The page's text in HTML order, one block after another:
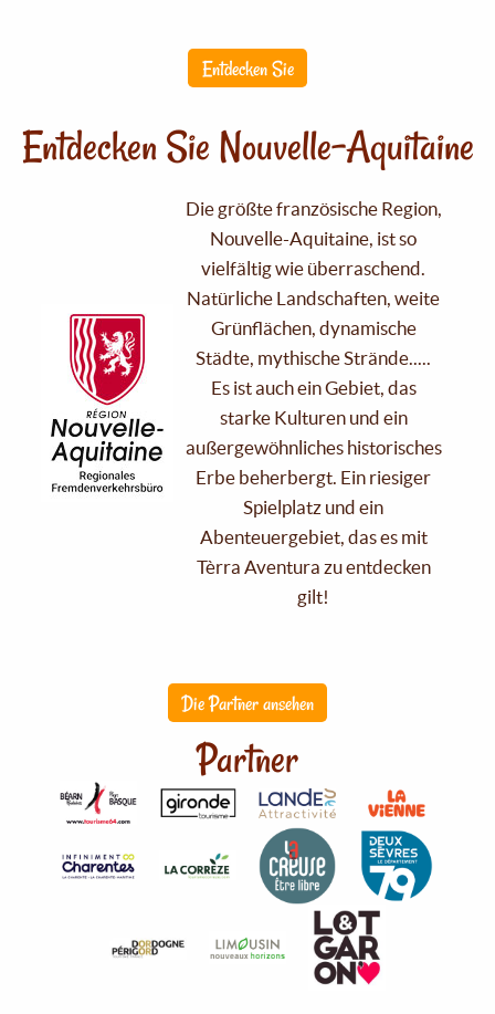
Entdecken Sie
Entdecken Sie Nouvelle-Aquitaine
Die größte französische Region,
Nouvelle-Aquitaine, ist so
vielfältig wie überraschend.
Natürliche Landschaften, weite
Grünflächen, dynamische
Städte, mythische Strände.....
Es ist auch ein Gebiet, das
starke Kulturen und ein
außergewöhnliches historisches
Erbe beherbergt. Ein riesiger
Spielplatz und ein
Abenteuergebiet, das es mit
Tèrra Aventura zu entdecken
gilt!
Die Partner ansehen
Partner